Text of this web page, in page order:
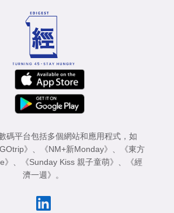
碼平台包括多個網站和應用程式，如
GOtrip》 《NM+新Monday》
《東方
》 《Sunday Kiss 親子童萌》
《經
濟一週》
。